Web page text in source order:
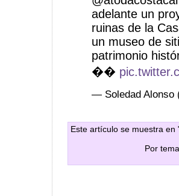
adelante un
ruinas de la
un museo de
patrimonio
��
— Soledad Alonso
Este artículo se muestra
Por